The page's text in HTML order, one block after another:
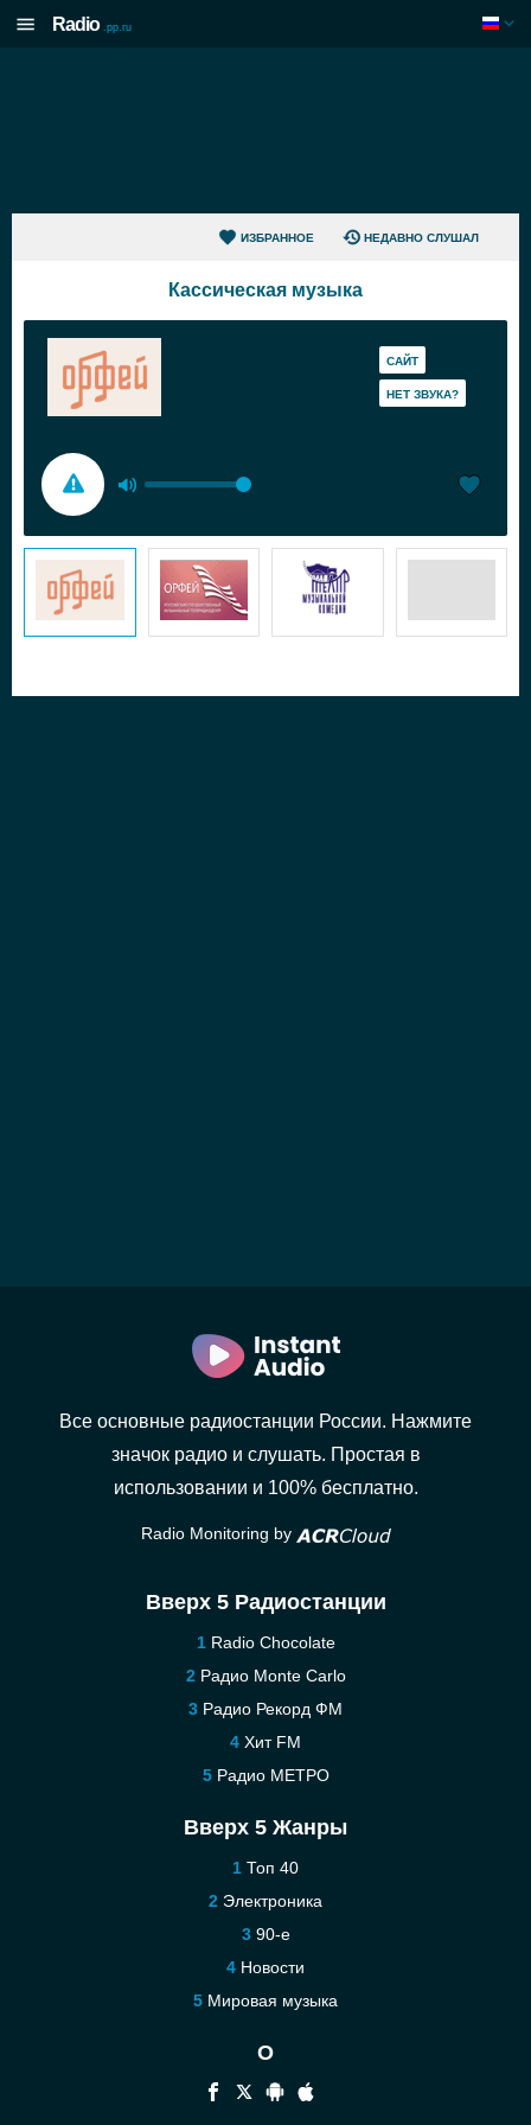
Radio .pp.ru
ИЗБРАННОЕ НЕДАВНО СЛУШАЛ
Кассическая музыка
САЙТ
HЕТ ЗВУКА?
Все основные радиостанции России. Нажмите
значок радио и слушать. Простая в
использовании и 100% бесплатно.
Radio Monitoring by
Вверх 5 Радиостанции
Radio Chocolate
Радио Monte Carlo
Радио Рекорд ФМ
Хит FM
Радио МЕТРО
Вверх 5 Жанры
Топ 40
Электроника
90-е
Новости
Мировая музыка
О